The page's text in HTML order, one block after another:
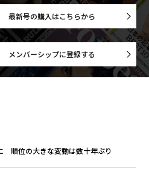
最新号の購入はこちらから
メンバーシップに登録する
順位の大きな変動は数十年ぶり